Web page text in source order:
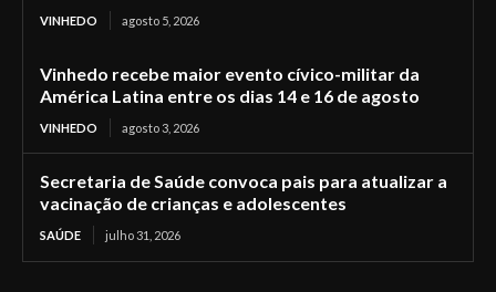
VINHEDO agosto 5, 2026
Vinhedo recebe maior evento cívico-militar da
América Latina entre os dias 14 e 16 de agosto
VINHEDO agosto 3, 2026
Secretaria de Saúde convoca pais para atualizar a
vacinação de crianças e adolescentes
SAÚDE julho 31, 2026